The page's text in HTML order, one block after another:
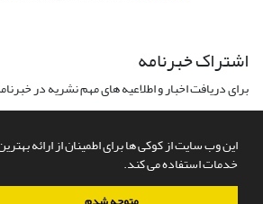
این وب سایت از کوکی ها برای اطمینان از ارائه
خدمات استفاده می کند.
اشتراک خبرنامه
برای دریافت اخبار و اطلاعیه های مهم نشریه در